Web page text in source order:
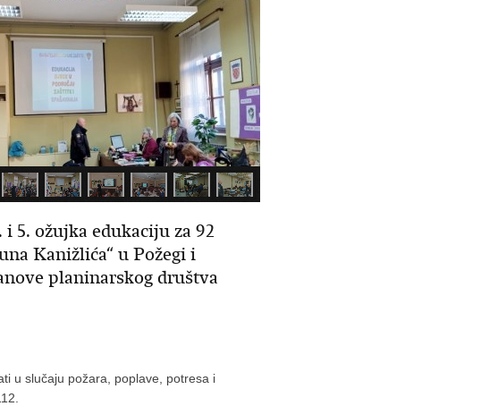
5. ožujka edukaciju za 92
Kanižlića“ u Požegi i
planinarskog društva
u slučaju požara, poplave, potresa i